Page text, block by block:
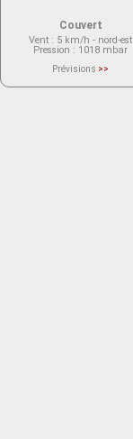
Couvert
Vent : 5 km/h - nord-est
Pression : 1018 mbar
Prévisions >>
actuellement aucune prévision